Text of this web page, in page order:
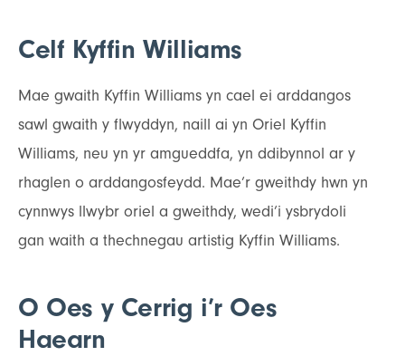
Celf Kyffin Williams
Mae gwaith Kyffin Williams yn cael ei arddangos
sawl gwaith y flwyddyn, naill ai yn Oriel Kyffin
Williams, neu yn yr amgueddfa, yn ddibynnol ar y
rhaglen o arddangosfeydd. Mae’r gweithdy hwn yn
cynnwys llwybr oriel a gweithdy, wedi’i ysbrydoli
gan waith a thechnegau artistig Kyffin Williams.
O Oes y Cerrig i’r Oes
Haearn